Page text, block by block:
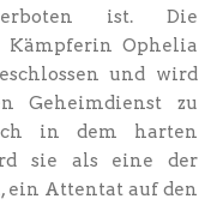
ist. Die
Kämpferin Ophelia
und wird
Geheimdienst zu
in dem harten
sie als eine der
ein Attentat auf den